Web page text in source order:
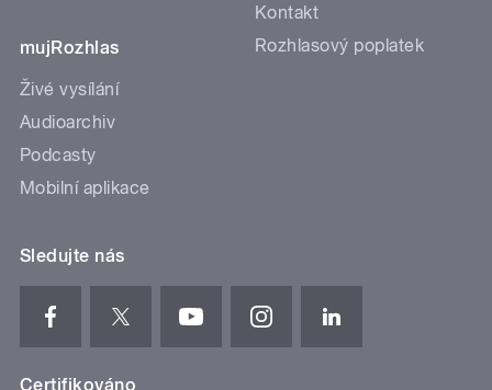
mujRozhlas
Živé vysílání
Audioarchiv
Podcasty
Mobilní aplikace
Kontakt
Rozhlasový poplatek
Sledujte nás
Certifikováno